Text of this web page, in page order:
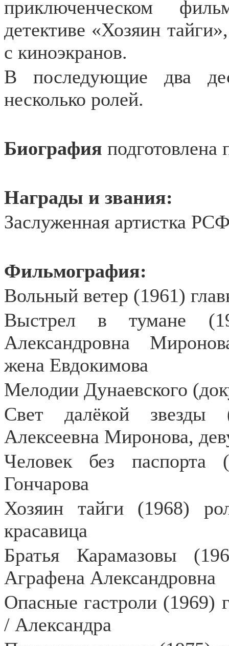
приключенческом
детективе «Хозяин
с киноэкранов.
В последующие два
несколько ролей.
Биография
Награды и звания:
Заслуженная артистка
Фильмография:
Вольный ветер (1961)
Выстрел в тумане
Александровна
жена Евдокимова
Мелодии Дунаевского
Свет далёкой звезды
Алексеевна Миронова,
Человек без паспорта
Гончарова
Хозяин тайги (1968)
красавица
Братья Карамазовы
Аграфена Александровна
Опасные гастроли (1969)
/ Александра